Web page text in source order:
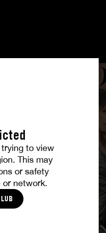
to view
This may
or safety
network.